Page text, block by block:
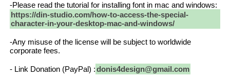
-Please read the tutorial for installing font in mac and windows:
https://din-studio.com/how-to-access-the-special-
character-in-your-desktop-mac-and-windows/
-Any misuse of the license will be subject to worldwide
corporate fees.
- Link Donation (PayPal) :donis4design@gmail.com